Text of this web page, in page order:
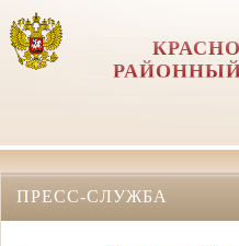
ПРЕСС-СЛУЖБА